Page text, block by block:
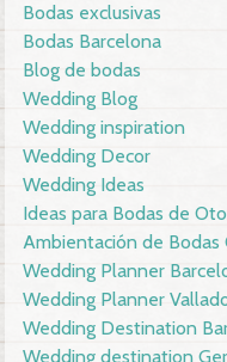
Bodas exclusivas
Bodas Barcelona
Blog de bodas
Wedding Blog
Wedding inspiration
Wedding Decor
Wedding Ideas
Ideas para Bodas de
Ambientación de Bodas
Wedding Planner
Wedding Planner
Wedding Destination
Wedding destination